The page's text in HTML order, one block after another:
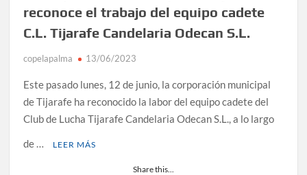
reconoce el trabajo del equipo cadete
C.L. Tijarafe Candelaria Odecan S.L.
copelapalma 13/06/2023
Este pasado lunes, 12 de junio, la corporación municipal
de Tijarafe ha reconocido la labor del equipo cadete del
Club de Lucha Tijarafe Candelaria Odecan S.L., a lo largo
de …
LEER MÁS
Share this...